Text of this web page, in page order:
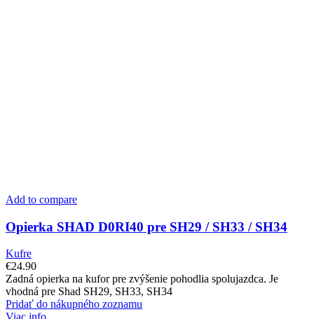
Add to compare
Opierka SHAD D0RI40 pre SH29 / SH33 / SH34
Kufre
€24.90
Zadná opierka na kufor pre zvýšenie pohodlia spolujazdca. Je
vhodná pre Shad SH29, SH33, SH34
Pridať do nákupného zoznamu